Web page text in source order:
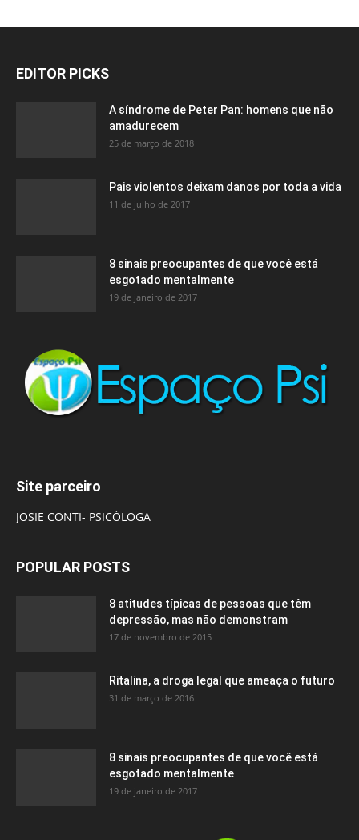
EDITOR PICKS
A síndrome de Peter Pan: homens que não
amadurecem
25 de março de 2018
Pais violentos deixam danos por toda a vida
11 de julho de 2017
8 sinais preocupantes de que você está
esgotado mentalmente
19 de janeiro de 2017
Site parceiro
JOSIE CONTI- PSICÓLOGA
POPULAR POSTS
8 atitudes típicas de pessoas que têm
depressão, mas não demonstram
17 de novembro de 2015
Ritalina, a droga legal que ameaça o futuro
31 de março de 2016
8 sinais preocupantes de que você está
esgotado mentalmente
19 de janeiro de 2017